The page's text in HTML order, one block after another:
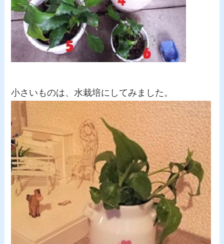
小さいものは、水栽培にしてみました。